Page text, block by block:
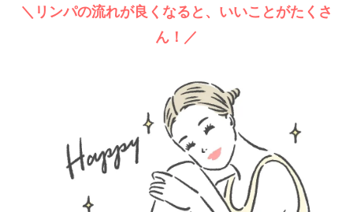
＼リンパの流れが良くなると、いいことがたくさ
ん！／